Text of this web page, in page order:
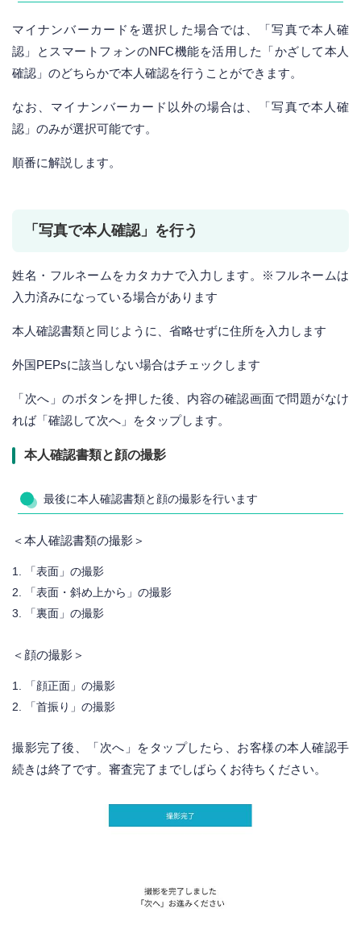
マイナンバーカードを選択した場合では、「写真で本人確
認」とスマートフォンのNFC機能を活用した「かざして本人
確認」のどちらかで本人確認を行うことができます。
なお、マイナンバーカード以外の場合は、「写真で本人確
認」のみが選択可能です。
順番に解説します。
「写真で本人確認」を行う
姓名・フルネームをカタカナで入力します。※フルネームは
入力済みになっている場合があります
本人確認書類と同じように、省略せずに住所を入力します
外国PEPsに該当しない場合はチェックします
「次へ」のボタンを押した後、内容の確認画面で問題がなけ
れば「確認して次へ」をタップします。
本人確認書類と顔の撮影
最後に本人確認書類と顔の撮影を行います
＜本人確認書類の撮影＞
「表面」の撮影
「表面・斜め上から」の撮影
「裏面」の撮影
＜顔の撮影＞
「顔正面」の撮影
「首振り」の撮影
撮影完了後、「次へ」をタップしたら、お客様の本人確認手
続きは終了です。審査完了までしばらくお待ちください。